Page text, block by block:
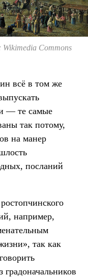
Commons
всё в том же
— те самые
так потому,
на манер
посланий
например,
так как